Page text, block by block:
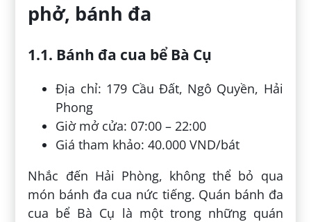
phở, bánh đa
1.1. Bánh đa cua bể Bà Cụ
Địa chỉ: 179 Cầu Đất, Ngô Quyền, Hải
Phong
Giờ mở cửa: 07:00 – 22:00
Giá tham khảo: 40.000 VND/bát
Nhắc đến Hải Phòng, không thể bỏ qua
món bánh đa cua nức tiếng. Quán bánh đa
cua bể Bà Cụ là một trong những quán